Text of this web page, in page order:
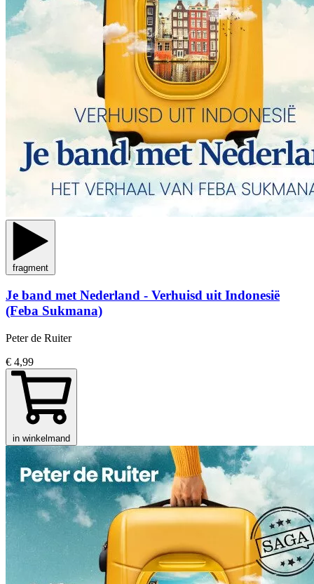
fragment
Je band met Nederland - Verhuisd uit Indonesië
(Feba Sukmana)
Peter de Ruiter
€ 4,99
in winkelmand